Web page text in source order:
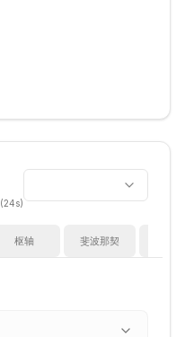
(24s)
枢轴 斐波那契